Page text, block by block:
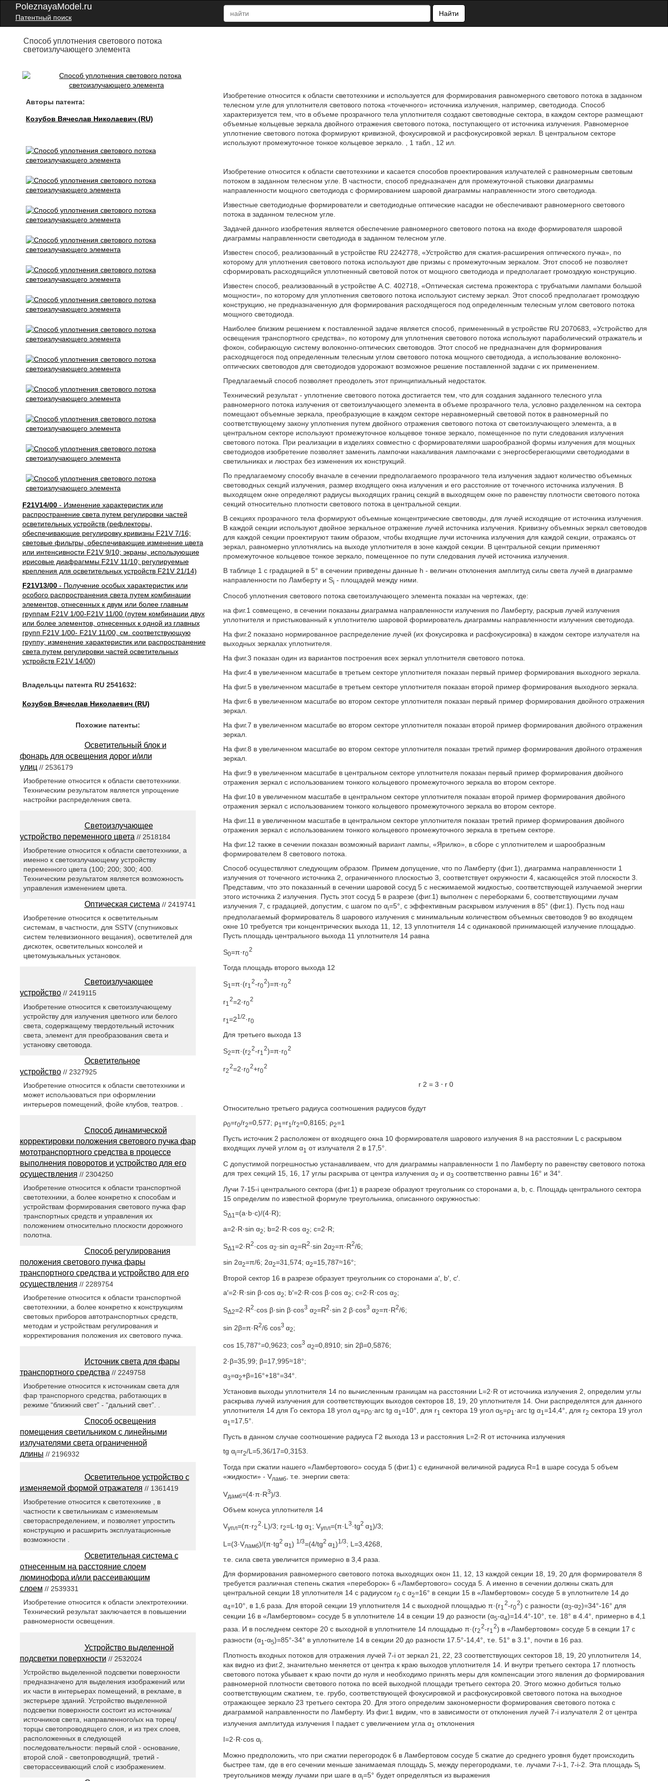
PoleznayaModel.ru
Патентный поиск
Найти
Способ уплотнения светового потока
светоизлучающего элемента
Авторы патента:
Козубов Вячеслав Николаевич (RU)
F21V14/00- Изменение характеристик или
распространение света путем регулировки частей
осветительных устройств (рефлекторы,
обеспечивающие регулировку кривизны F21V 7/16;
световые фильтры, обеспечивающие изменение цвета
или интенсивности F21V 9/10; экраны, использующие
ирисовые диафрагммы F21V 11/10; регулируемые
крепления для осветительных устройств F21V 21/14)
F21V13/00- Получение особых характеристик или
особого распространения света путем комбинации
элементов, отнесенных к двум или более главным
группам F21V 1/00-F21V 11/00 (путем комбинации двух
или более элементов, отнесенных к одной из главных
групп F21V 1/00- F21V 11/00, см. соответствующую
группу; изменение характеристик или распространение
света путем регулировки частей осветительных
устройств F21V 14/00)
Владельцы патента RU 2541632:
Козубов Вячеслав Николаевич (RU)
Изобретение относится к области светотехники и используется для формирования равномерного светового потока в заданном
телесном угле для уплотнителя светового потока «точечного» источника излучения, например, светодиода. Способ
характеризуется тем, что в объеме прозрачного тела уплотнителя создают световодные сектора, в каждом секторе размещают
объемные кольцевые зеркала двойного отражения светового потока, поступающего от источника излучения. Равномерное
уплотнение светового потока формируют кривизной, фокусировкой и расфокусировкой зеркал. В центральном секторе
используют промежуточное тонкое кольцевое зеркало. , 1 табл., 12 ил.
Изобретение относится к области светотехники и касается способов проектирования излучателей с равномерным световым
потоком в заданном телесном угле. В частности, способ предназначен для промежуточной стыковки диаграммы
направленности мощного светодиода с формированием шаровой диаграммы направленности этого светодиода.
Известные светодиодные формирователи и светодиодные оптические насадки не обеспечивают равномерного светового
потока в заданном телесном угле.
Задачей данного изобретения является обеспечение равномерного светового потока на входе формирователя шаровой
диаграммы направленности светодиода в заданном телесном угле.
Известен способ, реализованный в устройстве RU 2242778, «Устройство для сжатия-расширения оптического пучка», по
которому для уплотнения светового потока используют две призмы с промежуточным зеркалом. Этот способ не позволяет
сформировать расходящийся уплотненный световой поток от мощного светодиода и предполагает громоздкую конструкцию.
Известен способ, реализованный в устройстве А.С. 402718, «Оптическая система прожектора с трубчатыми лампами большой
мощности», по которому для уплотнения светового потока используют систему зеркал. Этот способ предполагает громоздкую
конструкцию, не предназначенную для формирования расходящегося под определенным телесным углом светового потока
мощного светодиода.
Наиболее близким решением к поставленной задаче является способ, примененный в устройстве RU 2070683, «Устройство для
освещения транспортного средства», по которому для уплотнения светового потока используют параболический отражатель и
фокон, собирающую систему волоконно-оптических световодов. Этот способ не предназначен для формирования
расходящегося под определенным телесным углом светового потока мощного светодиода, а использование волоконно-
оптических световодов для светодиодов удорожают возможное решение поставленной задачи с их применением.
Предлагаемый способ позволяет преодолеть этот принципиальный недостаток.
Технический результат - уплотнение светового потока достигается тем, что для создания заданного телесного угла
равномерного потока излучения от светоизлучающего элемента в объеме прозрачного тела, условно разделенном на сектора
помещают объемные зеркала, преобразующие в каждом секторе неравномерный световой поток в равномерный по
соответствующему закону уплотнения путем двойного отражения светового потока от светоизлучающего элемента, а в
центральном секторе используют промежуточное кольцевое тонкое зеркало, помещенное по пути следования излучения
светового потока. При реализации в изделиях совместно с формирователями шарообразной формы излучения для мощных
светодиодов изобретение позволяет заменить лампочки накаливания лампочками с энергосберегающими светодиодами в
светильниках и люстрах без изменения их конструкций.
По предлагаемому способу вначале в сечении предполагаемого прозрачного тела излучения задают количество объемных
световодных секций излучения, размер входящего окна излучения и его расстояние от точечного источника излучения. В
выходящем окне определяют радиусы выходящих границ секций в выходящем окне по равенству плотности светового потока
секций относительно плотности светового потока в центральной секции.
В секциях прозрачного тела формируют объемные концентрические световоды, для лучей исходящие от источника излучения.
В каждой секции используют двойное зеркальное отражение лучей источника излучения. Кривизну объемных зеркал световодов
для каждой секции проектируют таким образом, чтобы входящие лучи источника излучения для каждой секции, отражаясь от
зеркал, равномерно уплотнялись на выходе уплотнителя в зоне каждой секции. В центральной секции применяют
промежуточное кольцевое тонкое зеркало, помещенное по пути следования лучей источника излучения.
В таблице 1 с градацией в 5° в сечении приведены данные h - величин отклонения амплитуд силы света лучей в диаграмме
направленности по Ламберту и Si - площадей между ними.
Способ уплотнения светового потока светоизлучающего элемента показан на чертежах, где:
на фиг.1 совмещено, в сечении показаны диаграмма направленности излучения по Ламберту, раскрыв лучей излучения
уплотнителя и пристыкованный к уплотнителю шаровой формирователь диаграммы направленности излучения светодиода.
На фиг.2 показано нормированное распределение лучей (их фокусировка и расфокусировка) в каждом секторе излучателя на
выходных зеркалах уплотнителя.
На фиг.3 показан один из вариантов построения всех зеркал уплотнителя светового потока.
На фиг.4 в увеличенном масштабе в третьем секторе уплотнителя показан первый пример формирования выходного зеркала.
На фиг.5 в увеличенном масштабе в третьем секторе уплотнителя показан второй пример формирования выходного зеркала.
На фиг.6 в увеличенном масштабе во втором секторе уплотнителя показан первый пример формирования двойного отражения
зеркал.
На фиг.7 в увеличенном масштабе во втором секторе уплотнителя показан второй пример формирования двойного отражения
зеркал.
На фиг.8 в увеличенном масштабе во втором секторе уплотнителя показан третий пример формирования двойного отражения
зеркал.
На фиг.9 в увеличенном масштабе в центральном секторе уплотнителя показан первый пример формирования двойного
отражения зеркал с использованием тонкого кольцевого промежуточного зеркала во втором секторе.
На фиг.10 в увеличенном масштабе в центральном секторе уплотнителя показан второй пример формирования двойного
отражения зеркал с использованием тонкого кольцевого промежуточного зеркала во втором секторе.
На фиг.11 в увеличенном масштабе в центральном секторе уплотнителя показан третий пример формирования двойного
отражения зеркал с использованием тонкого кольцевого промежуточного зеркала в третьем секторе.
На фиг.12 также в сечении показан возможный вариант лампы, «Ярилко», в сборе с уплотнителем и шарообразным
формирователем 8 светового потока.
Способ осуществляют следующим образом. Примем допущение, что по Ламберту (фиг.1), диаграмма направленности 1
излучения от точечного источника 2, ограниченного плоскостью 3, соответствует окружности 4, касающейся этой плоскости 3.
Представим, что это показанный в сечении шаровой сосуд 5 с несжимаемой жидкостью, соответствующей излучаемой энергии
этого источника 2 излучения. Пусть этот сосуд 5 в разрезе (фиг.1) выполнен с переборками 6, соответствующими лучам
излучения 7, с градацией, допустим, с шагом по αi=5°, с эффективным раскрывом излучения в 85° (фиг.1). Пусть под наш
предполагаемый формирователь 8 шарового излучения с минимальным количеством объемных световодов 9 во входящем
окне 10 требуется три концентрических выхода 11, 12, 13 уплотнителя 14 с одинаковой принимающей излучение площадью.
Пусть площадь центрального выхода 11 уплотнителя 14 равна
S0=π·r0
2
Тогда площадь второго выхода 12
S1=π·(r1
2-r0
2)=π·r0
2
r1
2=2·r0
2
r1=21/2·r0
Для третьего выхода 13
S2=π·(r2
2-r1
2)=π·r0
2
r2
2=2·r0
2+r0
2
r 2 = 3 ⋅ r 0
Относительно третьего радиуса соотношения радиусов будут
ρ0=r0/r2=0,577; ρ1=r1/r2=0,8165; ρ2=1
Пусть источник 2 расположен от входящего окна 10 формирователя шарового излучения 8 на расстоянии L с раскрывом
входящих лучей углом α1 от излучателя 2 в 17,5°.
С допустимой погрешностью устанавливаем, что для диаграммы направленности 1 по Ламберту по равенству светового потока
для трех секций 15, 16, 17 углы раскрыва от центра излучения α2 и α3 соответственно равны 16° и 34°.
Лучи 7-15-i центрального сектора (фиг.1) в разрезе образуют треугольник со сторонами а, b, с. Площадь центрального сектора
15 определим по известной формуле треугольника, описанного окружностью:
SΔ1=(a·b·c)/(4·R);
а=2·R·sin α2; b=2·R·cos α2; с=2·R;
SΔ1=2·R2·cos α2·sin α2=R2·sin 2α2=π·R2/6;
sin 2α2=π/6; 2α2=31,574; α2=15,787≈16°;
Второй сектор 16 в разрезе образует треугольник со сторонами а′, b′, с′.
а′=2·R·sin β·cos α2; b′=2·R·cos β·cos α2; с=2·R·cos α2;
SΔ2=2·R2·cos β·sin β·cos3 α2=R2·sin 2 β·cos3 α2=π·R2/6;
sin 2β=π·R2/6 cos3 α2;
cos 15,787°=0,9623; cos3 α2=0,8910; sin 2β=0,5876;
2·β=35,99; β=17,995≈18°;
α3=α2+β=16°+18°=34°.
Установив выходы уплотнителя 14 по вычисленным границам на расстоянии L=2·R от источника излучения 2, определим углы
раскрыва лучей излучения для соответствующих выходов секторов 18, 19, 20 уплотнителя 14. Они распределятся для данного
уплотнителя 14 для Го сектора 18 угол α4=ρ0·arc tg α1=10°, для r1 сектора 19 угол α5=ρ1 ·arc tg α1=14,4°, для r2 сектора 19 угол
α1=17,5°.
Пусть в данном случае соотношение радиуса Г2 выхода 13 и расстояния L=2·R от источника излучения
tg αi=r2/L=5,36/17=0,3153.
Тогда при сжатии нашего «Ламбертового» сосуда 5 (фиг.1) с единичной величиной радиуса R=1 в шаре сосуда 5 объем
«жидкости» - Vламб , т.е. энергии света:
Vдамб=(4·π·R3)/3.
Объем конуса уплотнителя 14
Vупл=(π·r2
2·L)/3; r2=L·tg α1 ; Vупл=(π·L3·tg2 α1 )/3;
L=(3·Vламб)/(π·tg2 α1 ) 1/3=(4/tg2 α1 )1/3; L=3,4268,
т.е. сила света увеличится примерно в 3,4 раза.
Для формирования равномерного светового потока выходящих окон 11, 12, 13 каждой секции 18, 19, 20 для формирователя 8
требуется различная степень сжатия «переборок» 6 «Ламбертового» сосуда 5. А именно в сечении должны сжать для
центральной секции 18 уплотнителя 14 с радиусом r0 с α2=16° в секции 15 в «Ламбертовом» сосуде 5 в уплотнителе 14 до
α4=10°, в 1,6 раза. Для второй секции 19 уплотнителя 14 с выходной площадью π·(r1
2-r0
2) с разности (α3-α2)=34°-16° для
секции 16 в «Ламбертовом» сосуде 5 в уплотнителе 14 в секции 19 до разности (α5-α4)=14.4°-10°, т.е. 18° в 4.4°, примерно в 4,1
раза. И в последнем секторе 20 с выходной в уплотнителе 14 площадью π·(r2
2-r1
2) в «Ламбертовом» сосуде 5 в секции 17 с
разности (α1-α5)=85°-34° в уплотнителе 14 в секции 20 до разности 17.5°-14,4°, т.е. 51° в 3.1°, почти в 16 раз.
Плотность входных потоков для отражения лучей 7-i от зеркал 21, 22, 23 соответствующих секторов 18, 19, 20 уплотнителя 14,
как видно из фиг.2, значительно меняется от центра к краю выходов уплотнителя 14. И внутри третьего сектора 17 плотность
светового потока убывает к краю почти до нуля и необходимо принять меры для компенсации этого явления до формирования
равномерной плотности светового потока по всей выходной площади третьего сектора 20. Этого можно добиться только
соответствующим сжатием, т.е. грубо, соответствующей фокусировкой и расфокусировкой светового потока на выходное
отражающее зеркало 23 третьего сектора 20. Для этого определим закономерности формирования светового потока с
диаграммой направленности по Ламберту. Из фиг.1 видим, что в зависимости от отклонения лучей 7-i излучателя 2 от центра
излучения амплитуда излучения I падает с увеличением угла α1 отклонения
I=2·R·cos αi
Можно предположить, что при сжатии перегородок 6 в Ламбертовом сосуде 5 сжатие до среднего уровня будет происходить
быстрее там, где в его сечении меньше занимаемая площадь S, между перегородками, т.е. лучами 7-i-1, 7-i-2. Эта площадь Si
треугольников между лучами при шаге в αi=5° будет определяться из выражения
Похожие патенты:
Осветительный блок и
фонарь для освещения дорог и/или
улиц // 2536179
Изобретение относится к области светотехники.
Техническим результатом является упрощение
настройки распределения света.
Светоизлучающее
устройство переменного цвета // 2518184
Изобретение относится к области светотехники, а
именно к светоизлучающему устройству
переменного цвета (100; 200; 300; 400.
Техническим результатом является возможность
управления изменением цвета.
Оптическая система// 2419741
Изобретение относится к осветительным
системам, в частности, для SSTV (спутниковых
систем телевизионного вещания), осветителей для
дискотек, осветительных консолей и
цветомузыкальных установок.
Светоизлучающее
устройство// 2419115
Изобретение относится к светоизлучающему
устройству для излучения цветного или белого
света, содержащему твердотельный источник
света, элемент для преобразования света и
установку световода.
Осветительное
устройство// 2327925
Изобретение относится к области светотехники и
может использоваться при оформлении
интерьеров помещений, фойе клубов, театров. .
Способ динамической
корректировки положения светового пучка фар
мототранспортного средства в процессе
выполнения поворотов и устройство для его
осуществления // 2304250
Изобретение относится к области транспортной
светотехники, а более конкретно к способам и
устройствам формирования светового пучка фар
транспортных средств и управления их
положением относительно плоскости дорожного
полотна.
Способ регулирования
положения светового пучка фары
транспортного средства и устройство для его
осуществления // 2289754
Изобретение относится к области транспортной
светотехники, а более конкретно к конструкциям
световых приборов автотранспортных средств,
методам и устройствам регулирования и
корректирования положения их светового пучка.
Источник света для фары
транспортного средства // 2249758
Изобретение относится к источникам света для
фар транспорного средства, работающих в
режиме “ближний свет” - “дальний свет”. .
Способ освещения
помещения светильником с линейными
излучателями света ограниченной
длины // 2196932
Осветительное устройство с
изменяемой формой отражателя // 1361419
Изобретение относится к светотехнике , в
частности к светильникам с изменяемым
светораспределением, и позволяет упростить
конструкцию и расширить эксплуатационные
возможности .
Осветительная система с
отнесенным на расстояние слоем
люминофора и/или рассеивающим
слоем // 2539331
Изобретение относится к области электротехники.
Технический результат заключается в повышении
равномерности освещения.
Устройство выделенной
подсветки поверхности // 2532024
Устройство выделенной подсветки поверхности
предназначено для выделения изображений или
их части в интерьерах помещений, в рекламе, в
экстерьере зданий. Устройство выделенной
подсветки поверхности состоит из источника/
источников света, направленного/ых на торец/
торцы светопроводящего слоя, и из трех слоев,
расположенных в следующей
последовательности: первый слой - основание,
второй слой - светопроводящий, третий -
светорассеивающий слой с изображением.